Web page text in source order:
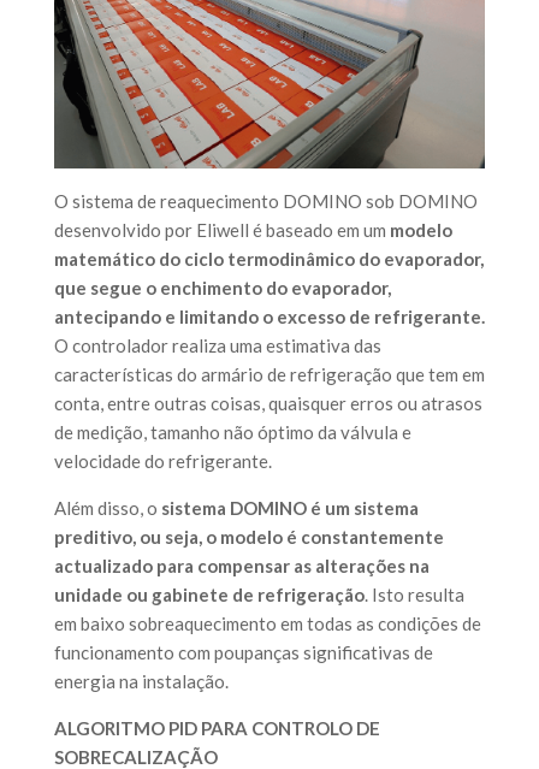
O sistema de reaquecimento DOMINO sob DOMINO
desenvolvido por Eliwell é baseado em um modelo
matemático do ciclo termodinâmico do evaporador,
que segue o enchimento do evaporador,
antecipando e limitando o excesso de refrigerante.
O controlador realiza uma estimativa das
características do armário de refrigeração que tem em
conta, entre outras coisas, quaisquer erros ou atrasos
de medição, tamanho não óptimo da válvula e
velocidade do refrigerante.
Além disso, o sistema DOMINO é um sistema
preditivo, ou seja, o modelo é constantemente
actualizado para compensar as alterações na
unidade ou gabinete de refrigeração. Isto resulta
em baixo sobreaquecimento em todas as condições de
funcionamento com poupanças significativas de
energia na instalação.
ALGORITMO PID PARA CONTROLO DE
SOBRECALIZAÇÃO